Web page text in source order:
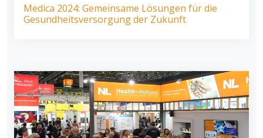
Medica 2024: Gemeinsame Lösungen für die
Gesundheitsversorgung der Zukunft